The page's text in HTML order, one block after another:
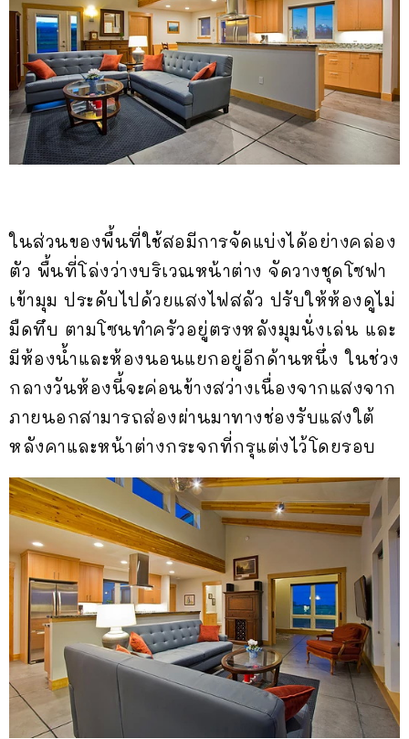
ในส่วนของพื้นที่ใช้สอมีการจัดแบ่งได้อย่างคล่อง
ตัว พื้นที่โล่งว่างบริเวณหน้าต่าง จัดวางชุดโซฟา
เข้ามุม ประดับไปด้วยแสงไฟสลัว ปรับให้ห้องดูไม่
มืดทึบ ตามโซนทำครัวอยู่ตรงหลังมุมนั่งเล่น และ
มีห้องน้ำและห้องนอนแยกอยู่อีกด้านหนึ่ง ในช่วง
กลางวันห้องนี้จะค่อนข้างสว่างเนื่องจากแสงจาก
ภายนอกสามารถส่องผ่านมาทางช่องรับแสงใต้
หลังคาและหน้าต่างกระจกที่กรุแต่งไว้โดยรอบ